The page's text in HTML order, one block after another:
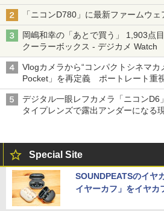
「ニコンD780」に最新ファームウ
岡嶋和幸の「あとで買う」 1,903点
クーラーボックス - デジカメ Watch
Vlogカメラから“コンパクトシネマ
Pocket」を再定義 ポートレート重
デジタル一眼レフカメラ「ニコン
タイプレンズで露出アンダーになる
Special Site
SOUNDPEATSのイヤ
イヤーカフ」をイヤカ